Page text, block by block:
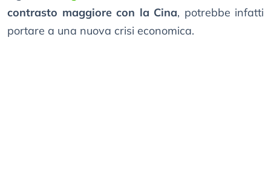
contrasto maggiore con la Cina, potrebbe infatti
portare a una nuova crisi economica.